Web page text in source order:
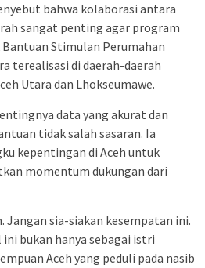
bahwa kolaborasi antara
sangat penting agar program
Stimulan Perumahan
terealisasi di daerah-daerah
Utara dan Lhokseumawe.
data yang akurat dan
tidak salah sasaran. Ia
kepentingan di Aceh untuk
momentum dukungan dari
Jangan sia-siakan kesempatan ini.
bukan hanya sebagai istri
Aceh yang peduli pada nasib